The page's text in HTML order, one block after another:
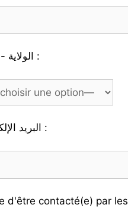
Gouvernorat - الولاية :
Email - البريد الإلكتروني :
d'être contacté(e) par les